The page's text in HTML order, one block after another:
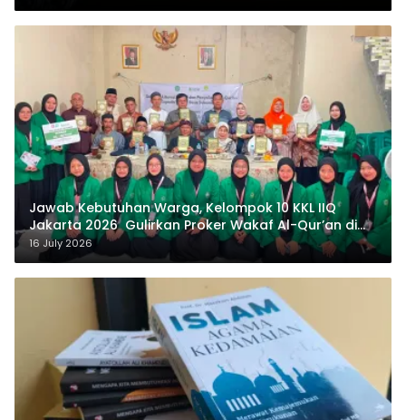
Jawab Kebutuhan Warga, Kelompok 10 KKL IIQ
Jakarta 2026 Gulirkan Proker Wakaf Al-Qur’an di
Sukamanah
16 July 2026